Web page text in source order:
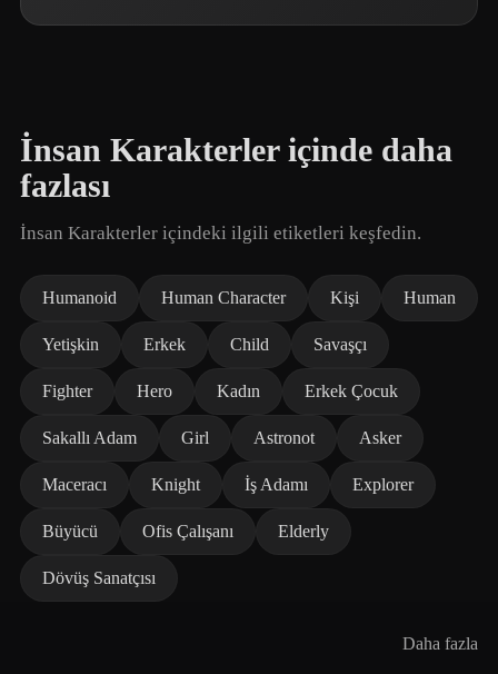
İnsan Karakterler içinde daha
fazlası
İnsan Karakterler içindeki ilgili etiketleri keşfedin.
Humanoid Human Character Kişi Human
Yetişkin Erkek Child Savaşçı
Fighter Hero Kadın Erkek Çocuk
Sakallı Adam Girl Astronot Asker
Maceracı Knight İş Adamı Explorer
Büyücü Ofis Çalışanı Elderly
Dövüş Sanatçısı
Daha fazla